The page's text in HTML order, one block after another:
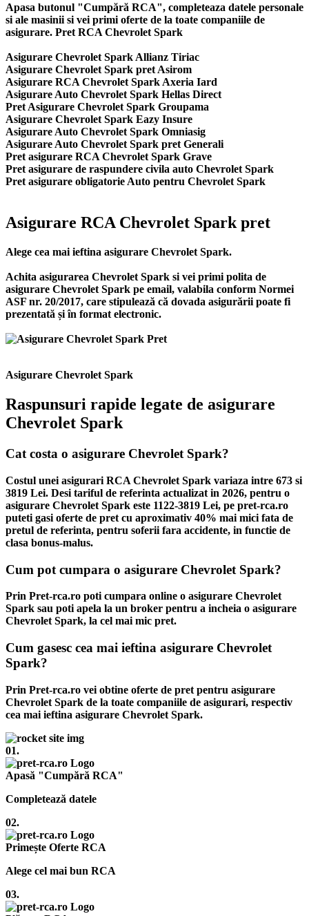
Apasa butonul "Cumpără RCA", completeaza datele personale
si ale masinii si vei primi oferte de la toate companiile de
asigurare. Pret RCA Chevrolet Spark
Asigurare Chevrolet Spark Allianz Tiriac
Asigurare Chevrolet Spark pret Asirom
Asigurare RCA Chevrolet Spark Axeria Iard
Asigurare Auto Chevrolet Spark Hellas Direct
Pret Asigurare Chevrolet Spark Groupama
Asigurare Chevrolet Spark Eazy Insure
Asigurare Auto Chevrolet Spark Omniasig
Asigurare Auto Chevrolet Spark pret Generali
Pret asigurare RCA Chevrolet Spark Grave
Pret asigurare de raspundere civila auto Chevrolet Spark
Pret asigurare obligatorie Auto pentru Chevrolet Spark
Asigurare RCA Chevrolet Spark pret
Alege cea mai ieftina asigurare Chevrolet Spark.
Achita asigurarea Chevrolet Spark si vei primi polita de
asigurare Chevrolet Spark pe email, valabila conform Normei
ASF nr. 20/2017, care stipulează că dovada asigurării poate fi
prezentată și în format electronic.
Asigurare Chevrolet Spark
Raspunsuri rapide legate de asigurare
Chevrolet Spark
Cat costa o asigurare Chevrolet Spark?
Costul unei asigurari RCA Chevrolet Spark variaza intre 673 si
3819 Lei. Desi tariful de referinta actualizat in 2026, pentru o
asigurare Chevrolet Spark este 1122-3819 Lei, pe pret-rca.ro
puteti gasi oferte de pret cu aproximativ 40% mai mici fata de
pretul de referinta, pentru soferii fara accidente, in functie de
clasa bonus-malus.
Cum pot cumpara o asigurare Chevrolet Spark?
Prin Pret-rca.ro poti cumpara online o asigurare Chevrolet
Spark sau poti apela la un broker pentru a incheia o asigurare
Chevrolet Spark, la cel mai mic pret.
Cum gasesc cea mai ieftina asigurare Chevrolet
Spark?
Prin Pret-rca.ro vei obtine oferte de pret pentru asigurare
Chevrolet Spark de la toate companiile de asigurari, respectiv
cea mai ieftina asigurare Chevrolet Spark.
01.
Apasă "Cumpără RCA"
Completează datele
02.
Primește Oferte RCA
Alege cel mai bun RCA
03.